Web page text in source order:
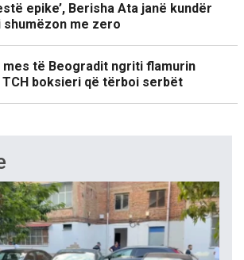
epike’, Berisha Ata janë kundër
shumëzon me zero
mes të Beogradit ngriti flamurin
boksieri që tërboi serbët